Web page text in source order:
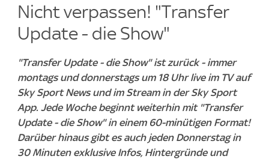
Nicht verpassen! "Transfer
Update - die Show"
"Transfer Update - die Show" ist zurück - immer
montags und donnerstags um 18 Uhr live im TV auf
Sky Sport News und im Stream in der Sky Sport
App. Jede Woche beginnt weiterhin mit "Transfer
Update - die Show" in einem 60-minütigen Format!
Darüber hinaus gibt es auch jeden Donnerstag in
30 Minuten exklusive Infos, Hintergründe und